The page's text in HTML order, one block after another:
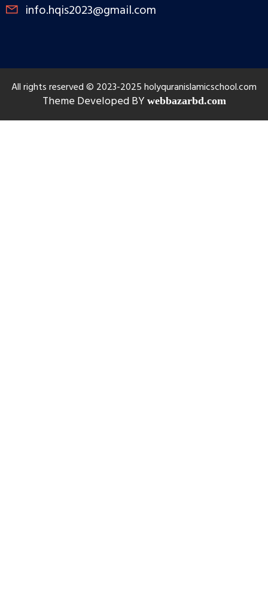
info.hqis2023@gmail.com
All rights reserved © 2023-2025 holyquranislamicschool.com
Theme Developed BY webbazarbd.com